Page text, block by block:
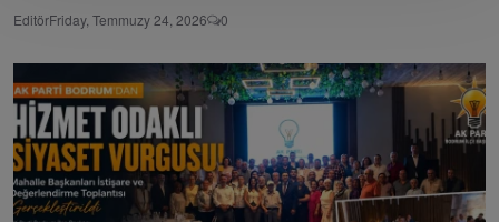
EditörFriday, Temmuzy 24, 2026 0